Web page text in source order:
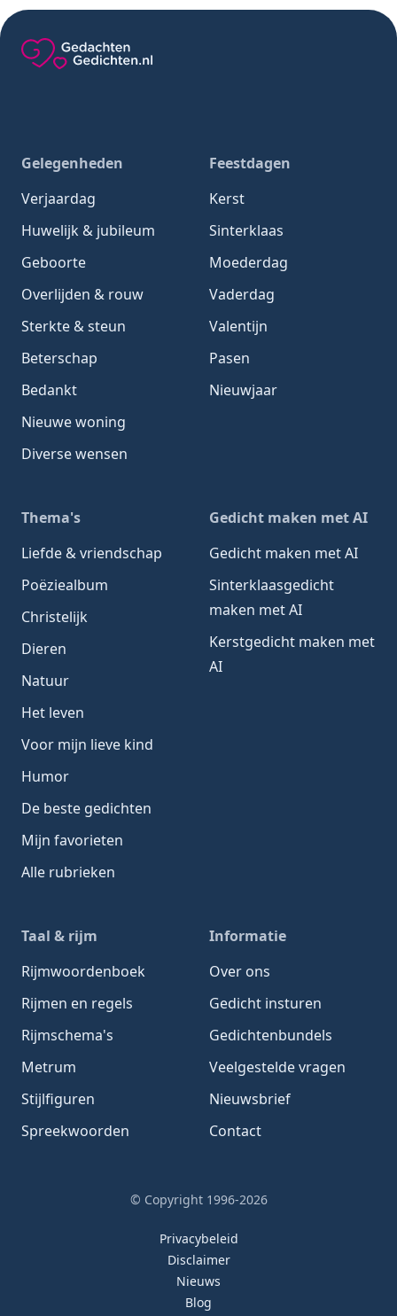
Gelegenheden
Verjaardag
Huwelijk & jubileum
Geboorte
Overlijden & rouw
Sterkte & steun
Beterschap
Bedankt
Nieuwe woning
Diverse wensen
Feestdagen
Kerst
Sinterklaas
Moederdag
Vaderdag
Valentijn
Pasen
Nieuwjaar
Thema's
Liefde & vriendschap
Poëziealbum
Christelijk
Dieren
Natuur
Het leven
Voor mijn lieve kind
Humor
De beste gedichten
Mijn favorieten
Alle rubrieken
Gedicht maken met AI
Gedicht maken met AI
Sinterklaasgedicht
maken met AI
Kerstgedicht maken met
AI
Taal & rijm
Rijmwoordenboek
Rijmen en regels
Rijmschema's
Metrum
Stijlfiguren
Spreekwoorden
Informatie
Over ons
Gedicht insturen
Gedichtenbundels
Veelgestelde vragen
Nieuwsbrief
Contact
© Copyright 1996-2026
Privacybeleid
Disclaimer
Nieuws
Blog